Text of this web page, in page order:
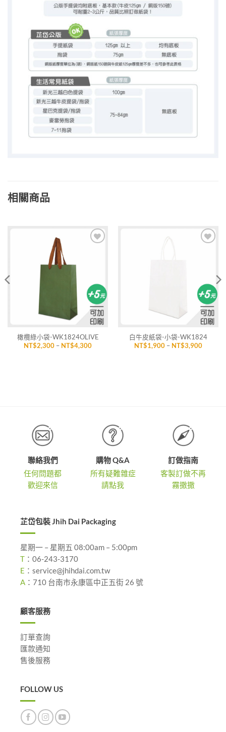
相關商品
橄欖綠小袋-WK1824OLIVE
NT$2,300 – NT$4,300價
白牛皮紙袋-小袋-WK1824
NT$1,900 – NT$3,900價
聯絡我們
任何問題都
歡迎來信
購物 Q&A
所有疑難雜症
請點我
訂做指南
客製訂做不再
霧撒撒
芷岱包裝 Jhih Dai Packaging
星期一 – 星期五 08:00am – 5:00pm
T ： 06-243-3170
E ： service@jhihdai.com.tw
A ： 710 台南市永康區中正五街 26 號
顧客服務
訂單查詢
匯款通知
售後服務
FOLLOW US